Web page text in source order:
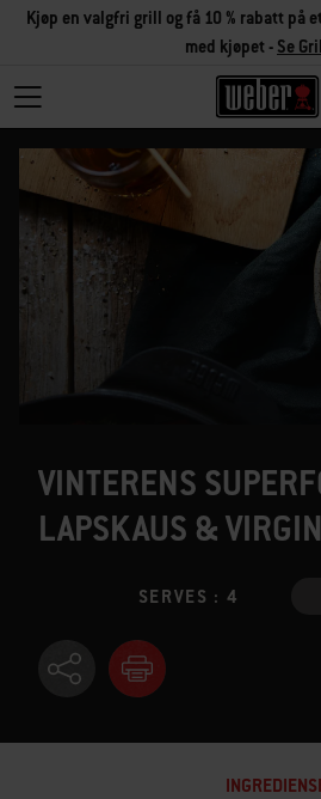
Kjøp en valgfri grill og få 10 % rabatt på
med kjøpet - Se
VINTERENS
LAPSKAUS &
SERVES : 4